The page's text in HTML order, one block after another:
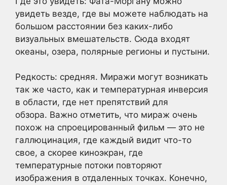
увидеть везде, где вы можете наблюдать на
большом расстоянии без каких-либо
визуальных вмешательств. Сюда входят
океаны, озера, полярные регионы и пустыни.
Редкость: средняя. Миражи могут возникать
так же часто, как и температурная инверсия
в области, где нет препятствий для
обзора. Важно отметить, что мираж очень
похож на спроецированный фильм — это не
галлюцинация, где каждый видит что-то
свое, а скорее киноэкран, где
температурные потоки повторяют
изображения в отдаленных точках. Конечно,